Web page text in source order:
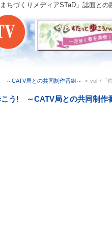
ちづくりメディアSTaD」誌面と
～CATV局との共同制作番組～ > vol.7「
こう! ～CATV局との共同制作